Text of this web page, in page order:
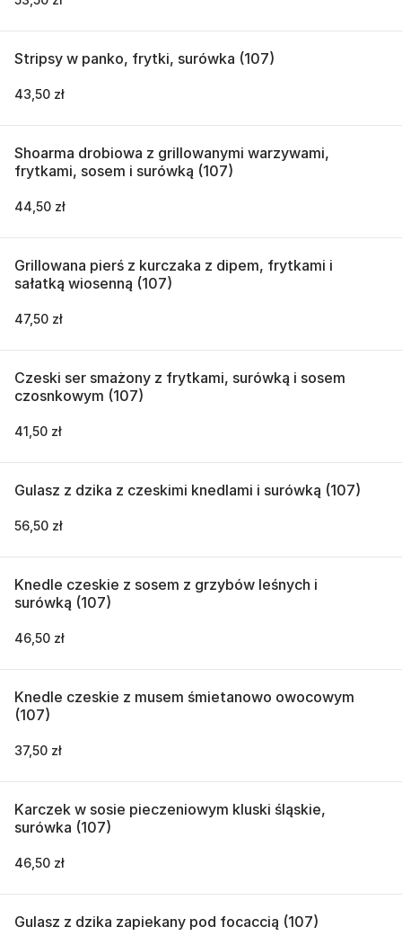
Stripsy w panko, frytki, surówka (107)
43,50 zł
Shoarma drobiowa z grillowanymi warzywami,
frytkami, sosem i surówką (107)
44,50 zł
Grillowana pierś z kurczaka z dipem, frytkami i
sałatką wiosenną (107)
47,50 zł
Czeski ser smażony z frytkami, surówką i sosem
czosnkowym (107)
41,50 zł
Gulasz z dzika z czeskimi knedlami i surówką (107)
56,50 zł
Knedle czeskie z sosem z grzybów leśnych i
surówką (107)
46,50 zł
Knedle czeskie z musem śmietanowo owocowym
(107)
37,50 zł
Karczek w sosie pieczeniowym kluski śląskie,
surówka (107)
46,50 zł
Gulasz z dzika zapiekany pod focaccią (107)